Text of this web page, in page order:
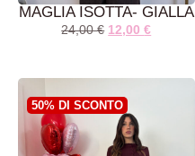
MAGLIA ISOTTA- GIALLA
24,00€ 12,00€
50% DI SCONTO